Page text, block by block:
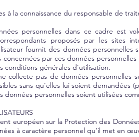
à la connaissance du responsable de
personnelles dans ce cadre est
proposés par les sites
fournit des données
concernées par ces données
conditions générales d’utilisation.
collecte pas de données personnelles
sans qu’elles lui soient
données personnelles soient utilisées
européen sur la Protection des
à caractère personnel qu’il met en